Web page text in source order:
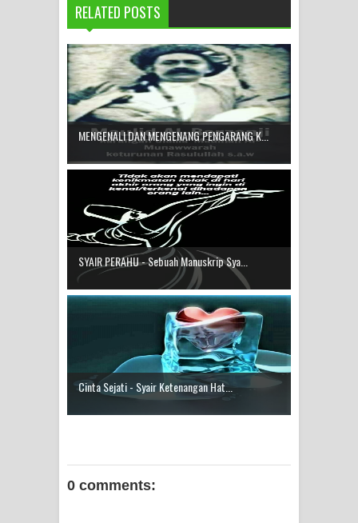
RELATED POSTS
MENGENALI DAN MENGENANG PENGARANG K...
SYAIR PERAHU - Sebuah Manuskrip Sya...
Cinta Sejati - Syair Ketenangan Hat...
0 comments: